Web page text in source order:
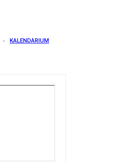
KALENDARIUM